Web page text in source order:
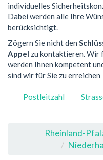
individuelles
Dabei werden alle Ihre
berücksichtigt.
Zögern Sie nicht den
Appel zu kontaktieren. Wir
werden Ihnen kompetent
sind wir für Sie zu erreichen
Postleitzahl
Rheinland-